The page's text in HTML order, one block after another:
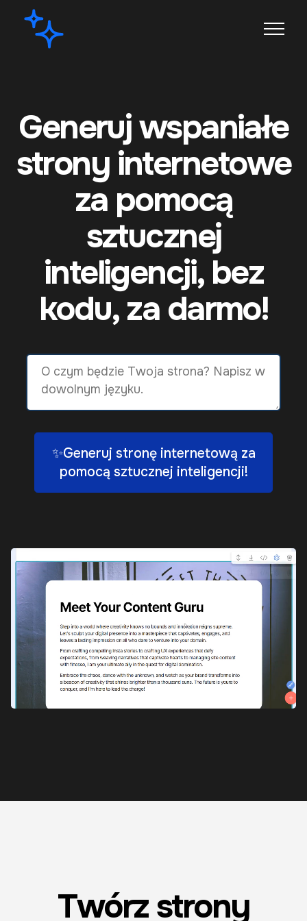
Generuj wspaniałe
strony internetowe
za pomocą
sztucznej
inteligencji, bez
kodu, za darmo!
✨Generuj stronę internetową za
pomocą sztucznej inteligencji!
Twórz strony